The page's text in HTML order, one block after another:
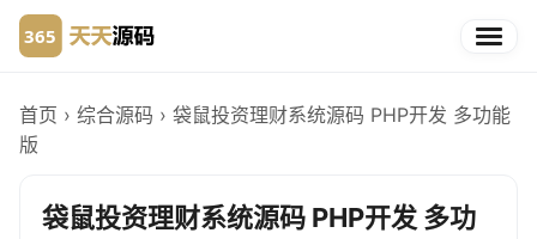
首页 › 综合源码 › 袋鼠投资理财系统源码 PHP开发 多功能
版
袋鼠投资理财系统源码 PHP开发 多功